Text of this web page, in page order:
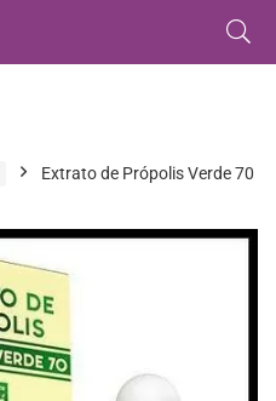
Extrato de Própolis Verde 70